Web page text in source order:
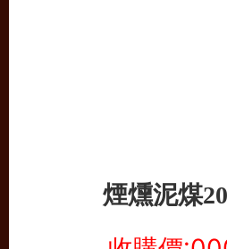
煙燻泥煤